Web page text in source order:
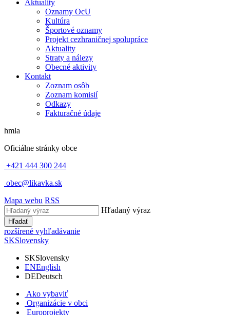
Aktuality
Oznamy OcU
Kultúra
Športové oznamy
Projekt cezhraničnej spolupráce
Aktuality
Straty a nálezy
Obecné aktivity
Kontakt
Zoznam osôb
Zoznam komisií
Odkazy
Fakturačné údaje
hmla
Oficiálne stránky obce
+421 444 300 244
obec@likavka.sk
Mapa webu RSS
Hľadaný výraz
Hľadať
rozšírené vyhľadávanie
SKSlovensky
SKSlovensky
ENEnglish
DEDeutsch
Ako vybaviť
Organizácie v obci
Europrojekty